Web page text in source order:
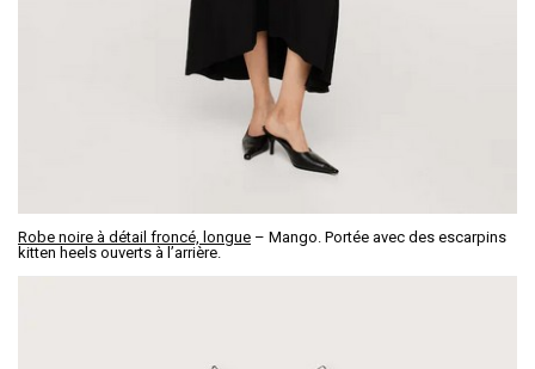
Robe noire à détail froncé, longue – Mango. Portée avec des escarpins
kitten heels ouverts à l’arrière.